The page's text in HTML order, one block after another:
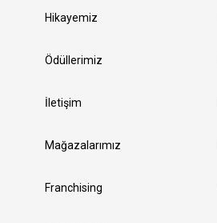
Hikayemiz
Ödüllerimiz
İletişim
Mağazalarımız
Franchising